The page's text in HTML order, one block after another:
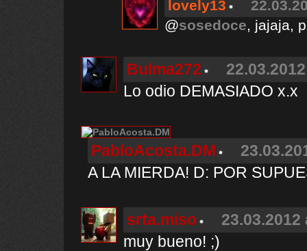
lovely13
@sosedoce, jajaja,
Bulma272
Lo odio DEMASIADO x.x
PabloAcosta.DM
A LA MIERDA! D: POR
srta.miso
muy bueno! ;)